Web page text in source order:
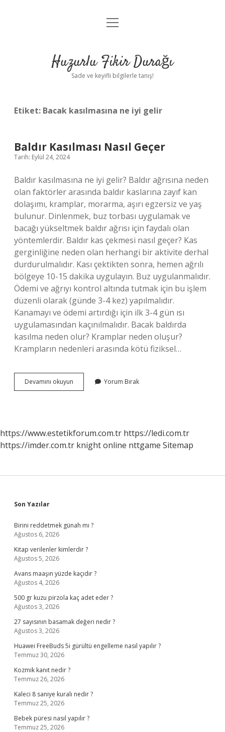
Anasayfa
Yasal Uyarı
menüyü
Huzurlu Fikir Durağı
Sade ve keyifli bilgilerle tanış!
Etiket: Bacak kasılmasına ne iyi gelir
Baldır Kasılması Nasıl Geçer
Tarih: Eylül 24, 2024
Baldır kasılmasına ne iyi gelir? Baldır ağrısına neden
olan faktörler arasında baldır kaslarına zayıf kan
dolaşımı, kramplar, morarma, aşırı egzersiz ve yaş
bulunur. Dinlenmek, buz torbası uygulamak ve
bacağı yükseltmek baldır ağrısı için faydalı olan
yöntemlerdir. Baldır kas çekmesi nasıl geçer? Kas
gerginliğine neden olan herhangi bir aktivite derhal
durdurulmalıdır. Kası çektikten sonra, hemen ağrılı
bölgeye 10-15 dakika uygulayın. Buz uygulanmalıdır.
Ödemi ve ağrıyı kontrol altında tutmak için bu işlem
düzenli olarak (günde 3-4 kez) yapılmalıdır.
Kanamayı ve ödemi artırdığı için ilk 3-4 gün ısı
uygulamasından kaçınılmalıdır. Bacak baldırda
kasılma neden olur? Kramplar neden oluşur?
Krampların nedenleri arasında kötü fiziksel…
Devamını okuyun
Kasılması
Yorum Bırak
https://www.estetikforum.com.tr https://ledi.com.tr
https://imder.com.tr knight online nttgame Sitemap
Sidebar
Son Yazılar
Birini reddetmek günah mı ?
Ağustos 6, 2026
Kitap verilenler kimlerdir ?
Ağustos 5, 2026
Avans maaşın yüzde kaçıdır ?
Ağustos 4, 2026
500 gr kuzu pirzola kaç adet eder ?
Ağustos 3, 2026
27 sayısının basamak değeri nedir ?
Ağustos 3, 2026
Huawei FreeBuds 5i gürültü engelleme nasıl yapılır ?
Temmuz 30, 2026
Kozmik kanıt nedir ?
Temmuz 26, 2026
Kaleci 8 saniye kuralı nedir ?
Temmuz 25, 2026
Bebek püresi nasıl yapılır ?
Temmuz 25, 2026